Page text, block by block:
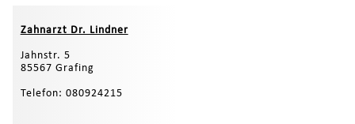
Zahnarzt Dr. Lindner
Jahnstr. 5
85567 Grafing
Telefon: 080924215